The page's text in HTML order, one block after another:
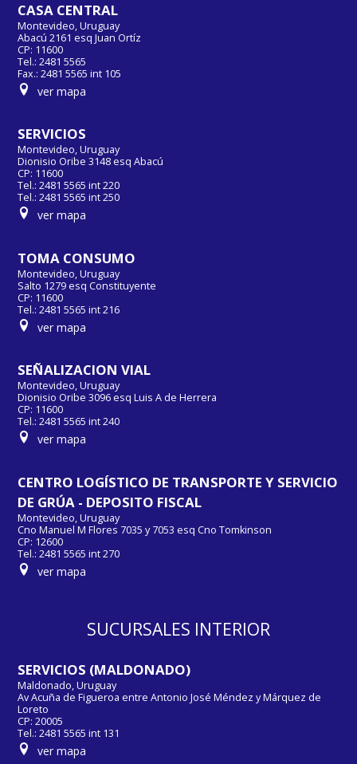
CASA CENTRAL
Montevideo, Uruguay
Abacú 2161 esq Juan Ortíz
CP: 11600
Tel.: 2481 5565
Fax.: 2481 5565 int 105
ver mapa
SERVICIOS
Montevideo, Uruguay
Dionisio Oribe 3148 esq Abacú
CP: 11600
Tel.: 2481 5565 int 220
Tel.: 2481 5565 int 250
ver mapa
TOMA CONSUMO
Montevideo, Uruguay
Salto 1279 esq Constituyente
CP: 11600
Tel.: 2481 5565 int 216
ver mapa
SEÑALIZACION VIAL
Montevideo, Uruguay
Dionisio Oribe 3096 esq Luis A de Herrera
CP: 11600
Tel.: 2481 5565 int 240
ver mapa
CENTRO LOGÍSTICO DE TRANSPORTE Y SERVICIO
DE GRÚA - DEPOSITO FISCAL
Montevideo, Uruguay
Cno Manuel M Flores 7035 y 7053 esq Cno Tomkinson
CP: 12600
Tel.: 2481 5565 int 270
ver mapa
SUCURSALES INTERIOR
SERVICIOS (MALDONADO)
Maldonado, Uruguay
Av Acuña de Figueroa entre Antonio José Méndez y Márquez de
Loreto
CP: 20005
Tel.: 2481 5565 int 131
ver mapa